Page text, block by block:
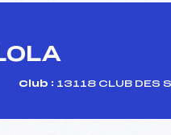
Club : 13118 CLUB DES